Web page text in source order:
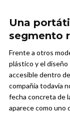
Una
segmento
Frente a otros
plástico y el
accesible dentro
compañía todavía
fecha concreta de
aparece como uno